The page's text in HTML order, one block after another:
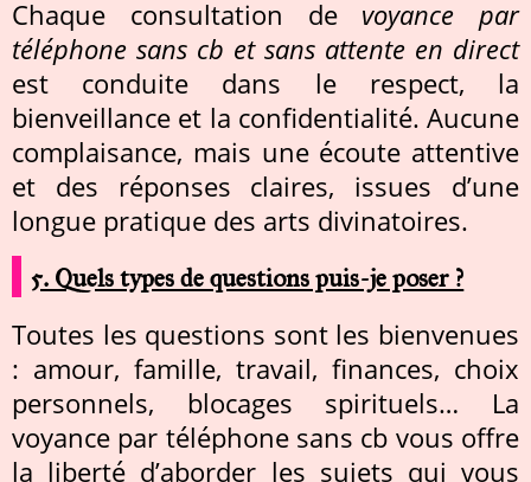
Chaque consultation de voyance par
téléphone sans cb et sans attente en direct
est conduite dans le respect, la
bienveillance et la confidentialité. Aucune
complaisance, mais une écoute attentive
et des réponses claires, issues d’une
longue pratique des arts divinatoires.
5. Quels types de questions puis-je poser ?
Toutes les questions sont les bienvenues
: amour, famille, travail, finances, choix
personnels, blocages spirituels… La
voyance par téléphone sans cb vous offre
la liberté d’aborder les sujets qui vous